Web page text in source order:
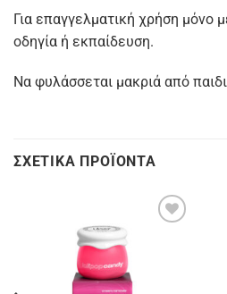
Για επαγγελματική χρήση μόνο
οδηγία ή εκπαίδευση.
Να φυλάσσεται μακριά από
ΣΧΕΤΙΚΆ ΠΡΟΪΌΝΤΑ